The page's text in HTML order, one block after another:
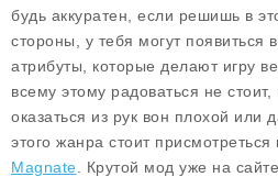
будь аккуратен, если решишь в
стороны, у тебя могут появиться
атрибуты, которые делают игру
всему этому радоваться не
оказаться из рук вон плохой или
этого жанра стоит присмотреться
Magnate . Крутой мод уже на